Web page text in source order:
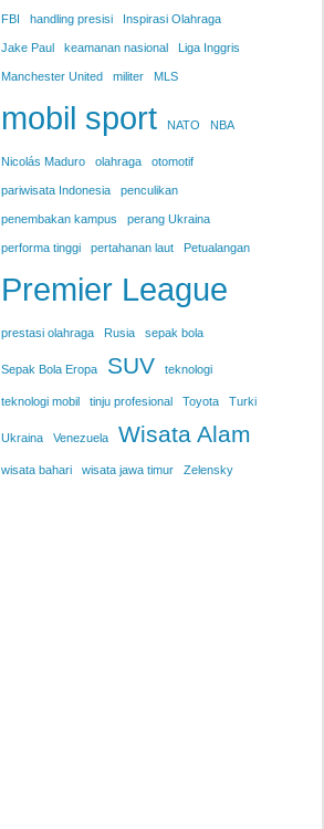
FBI handling presisi Inspirasi Olahraga
Jake Paul keamanan nasional Liga Inggris
Manchester United militer MLS
mobil sport NATO NBA
Nicolás Maduro olahraga otomotif
pariwisata Indonesia penculikan
penembakan kampus perang Ukraina
performa tinggi pertahanan laut Petualangan
Premier League
prestasi olahraga Rusia sepak bola
Sepak Bola Eropa SUV teknologi
teknologi mobil tinju profesional Toyota Turki
Ukraina Venezuela Wisata Alam
wisata bahari wisata jawa timur Zelensky